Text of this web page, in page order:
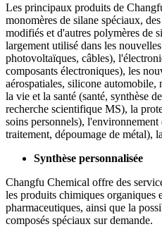
Les principaux produits de
monomères de silane spéciaux,
modifiés et d'autres polymères de
largement utilisé dans les
photovoltaïques, câbles),
composants électroniques), les
aérospatiales, silicone
la vie et la santé (santé, synthèse
recherche scientifique MS), la
soins personnels),
traitement, dépoumage de métal),
Synthèse personnalisée
Changfu Chemical offre des
les produits chimiques organiques
pharmaceutiques, ainsi que la
composés spéciaux sur demande.